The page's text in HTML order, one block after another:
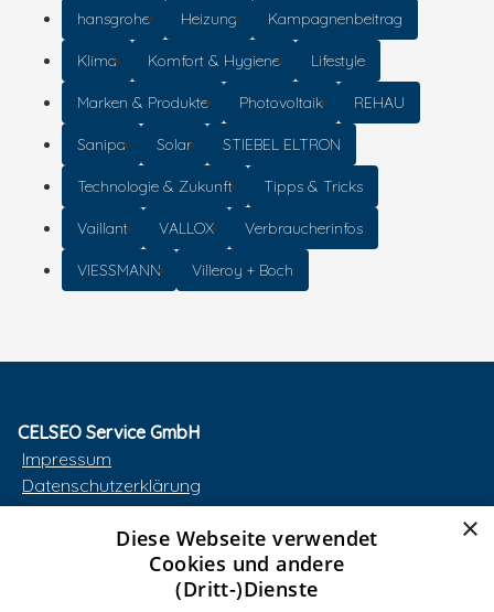
hansgrohe Heizung Kampagnenbeitrag
Klima Komfort & Hygiene Lifestyle
Marken & Produkte Photovoltaik REHAU
Sanipa Solar STIEBEL ELTRON
Technologie & Zukunft Tipps & Tricks
Vaillant VALLOX Verbraucherinfos
VIESSMANN Villeroy + Boch
CELSEO Service GmbH
Impressum
Datenschutzerklärung
AGB
Barrierefreiheitserklärung
×
Diese Webseite verwendet
Cookies und andere
(Dritt-)Dienste